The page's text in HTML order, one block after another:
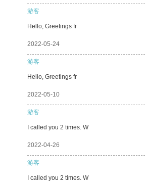
游客
Hello, Greetings fr
2022-05-24
游客
Hello, Greetings fr
2022-05-10
游客
I called you 2 times. W
2022-04-26
游客
I called you 2 times. W